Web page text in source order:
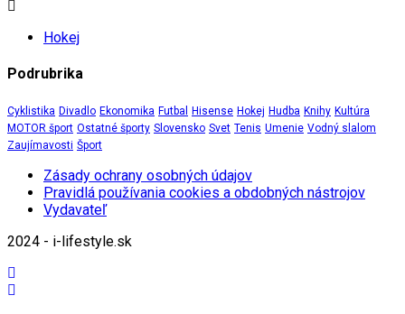
Hokej
Podrubrika
Cyklistika Divadlo Ekonomika Futbal Hisense Hokej Hudba Knihy Kultúra
MOTOR šport Ostatné športy Slovensko Svet Tenis Umenie Vodný slalom
Zaujímavosti Šport
Zásady ochrany osobných údajov
Pravidlá používania cookies a obdobných nástrojov
Vydavateľ
2024 - i-lifestyle.sk